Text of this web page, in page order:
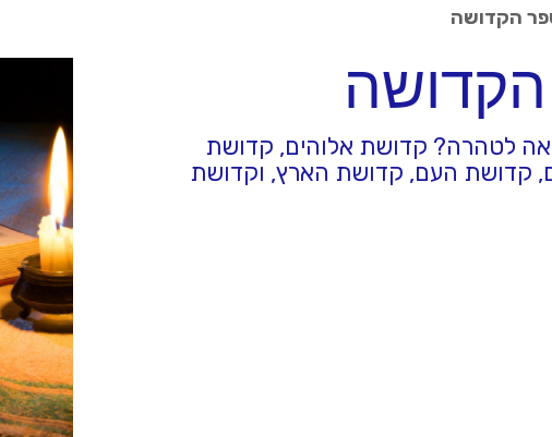
הקדושה
לטהרה? קדושת אלוהים, קדושת
קדושת העם, קדושת הארץ, וקדושת